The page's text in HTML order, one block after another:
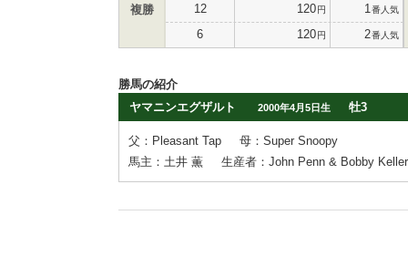
複勝 12 120円 1 番人気
6 120円 2番人気
勝馬の紹介
ヤマニンエグザルト
2000年4月5日生 牡3
父：Pleasant Tap
母：Super Snoopy
馬主：土井 薫
生産者：John Penn & Bobby Keller